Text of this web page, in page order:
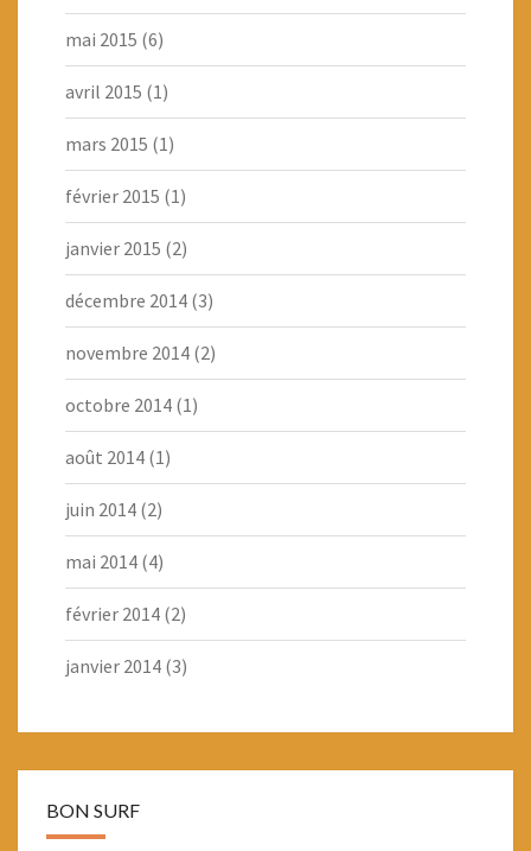
mai 2015 (6)
avril 2015 (1)
mars 2015 (1)
février 2015 (1)
janvier 2015 (2)
décembre 2014 (3)
novembre 2014 (2)
octobre 2014 (1)
août 2014 (1)
juin 2014 (2)
mai 2014 (4)
février 2014 (2)
janvier 2014 (3)
BON SURF